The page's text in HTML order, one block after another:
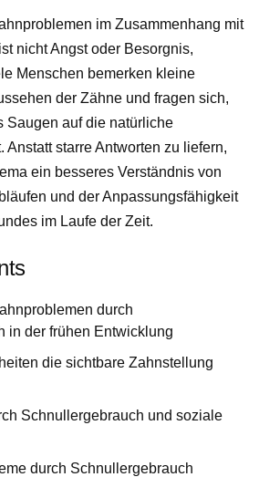
im Zusammenhang mit
nicht Angst oder Besorgnis,
Menschen bemerken kleine
der Zähne und fragen sich,
Saugen auf die natürliche
Anstatt starre Antworten zu liefern,
ein besseres Verständnis von
und der Anpassungsfähigkeit
im Laufe der Zeit.
durch
in der frühen Entwicklung
die sichtbare Zahnstellung
Schnullergebrauch und soziale
durch Schnullergebrauch